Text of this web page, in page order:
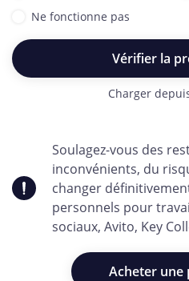
Ne fonctionne pas
Vérifier la
Charger
Soulagez-vous des
inconvénients, du
changer
personnels pour
sociaux, Avito, Key
Acheter une